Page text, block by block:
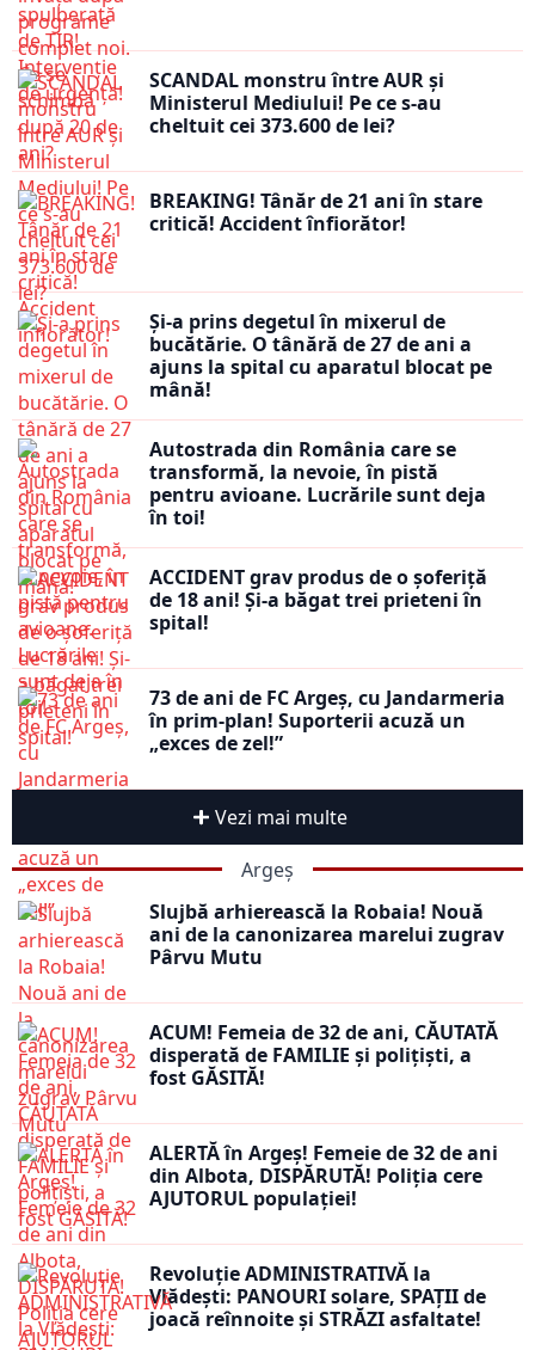
SCANDAL monstru între AUR și
Ministerul Mediului! Pe ce s-au
cheltuit cei 373.600 de lei?
BREAKING! Tânăr de 21 ani în stare
critică! Accident înfiorător!
Și-a prins degetul în mixerul de
bucătărie. O tânără de 27 de ani a
ajuns la spital cu aparatul blocat pe
mână!
Autostrada din România care se
transformă, la nevoie, în pistă
pentru avioane. Lucrările sunt deja
în toi!
ACCIDENT grav produs de o șoferiță
de 18 ani! Și-a băgat trei prieteni în
spital!
73 de ani de FC Argeș, cu Jandarmeria
în prim-plan! Suporterii acuză un
„exces de zel!”
Vezi mai multe
Argeș
Slujbă arhierească la Robaia! Nouă
ani de la canonizarea marelui zugrav
Pârvu Mutu
ACUM! Femeia de 32 de ani, CĂUTATĂ
disperată de FAMILIE și polițiști, a
fost GĂSITĂ!
ALERTĂ în Argeș! Femeie de 32 de ani
din Albota, DISPĂRUTĂ! Poliția cere
AJUTORUL populației!
Revoluție ADMINISTRATIVĂ la
Vlădești: PANOURI solare, SPAȚII de
joacă reînnoite și STRĂZI asfaltate!